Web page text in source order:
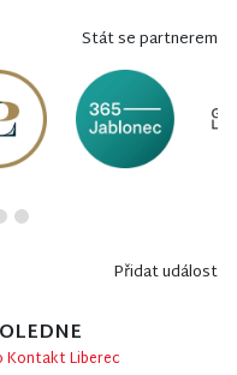
Stát se partnerem
Přidat událost
Kontakt Liberec